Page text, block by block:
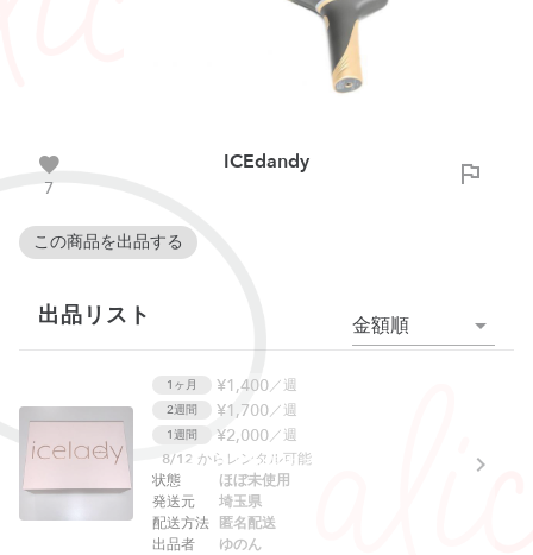
7
ICEdandy
この商品を出品する
出品リスト 金額順
貸し出し制限中です
1ヶ月 ¥1,400／週
2週間 ¥1,700／週
1週間 ¥2,000／週
8/12 からレンタル可能
状態
発送元
配送方法
出品者
ほぼ未使用
埼玉県
匿名配送
ゆのん